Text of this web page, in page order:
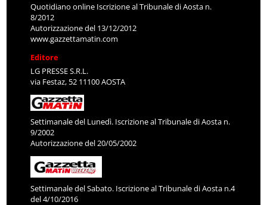
Quotidiano online Iscrizione al Tribunale di Aosta n.
8/2012
Autorizzazione del 13/12/2012
www.gazzettamatin.com
Editore
LG PRESSE S.R.L.
via Festaz, 52 11100 AOSTA
Settimanale del Lunedì. Iscrizione al Tribunale di Aosta n.
9/2002
Autorizzazione del 20/05/2002
Settimanale del Sabato. Iscrizione al Tribunale di Aosta n.4
del 4/10/2016